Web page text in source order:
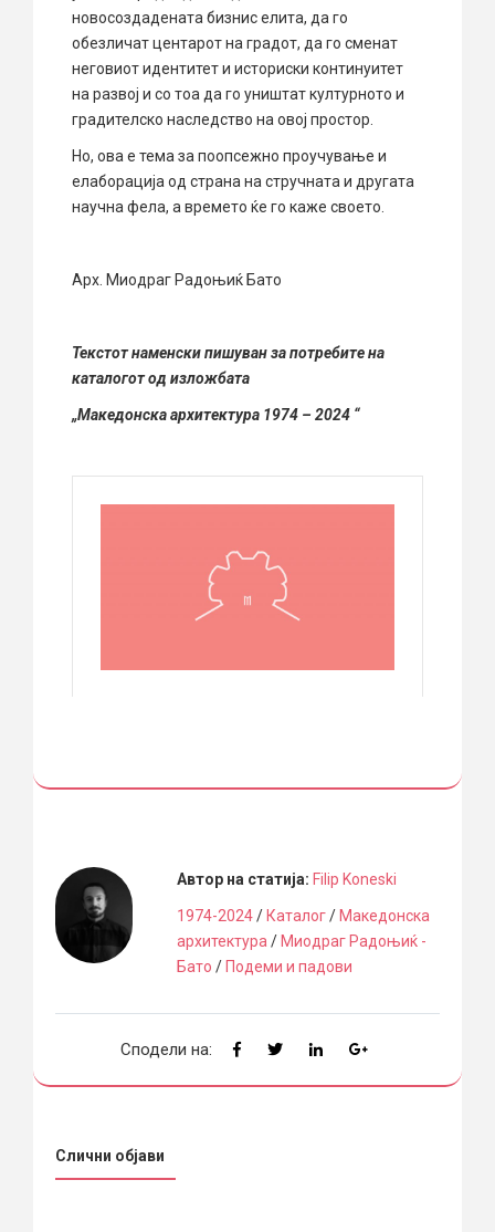
новосоздадената бизнис елита, да го
обезличат центарот на градот, да го сменат
неговиот идентитет и историски континуитет
на развој и со тоа да го уништат културното и
градителско наследство на овој простор.
Но, ова е тема за поопсежно проучување и
елаборација од страна на стручната и другата
научна фела, а времето ќе го каже своето.
Арх. Миодраг Радоњиќ Бато
Текстот наменски пишуван за потребите на
каталогот од изложбата
„Македонска архитектура 1974 – 2024 “
Автор на статија: Filip Koneski
1974-2024/ Каталог/ Македонска
архитектура / Миодраг Радоњиќ -
Бато / Подеми и падови
Сподели на:
Слични објави